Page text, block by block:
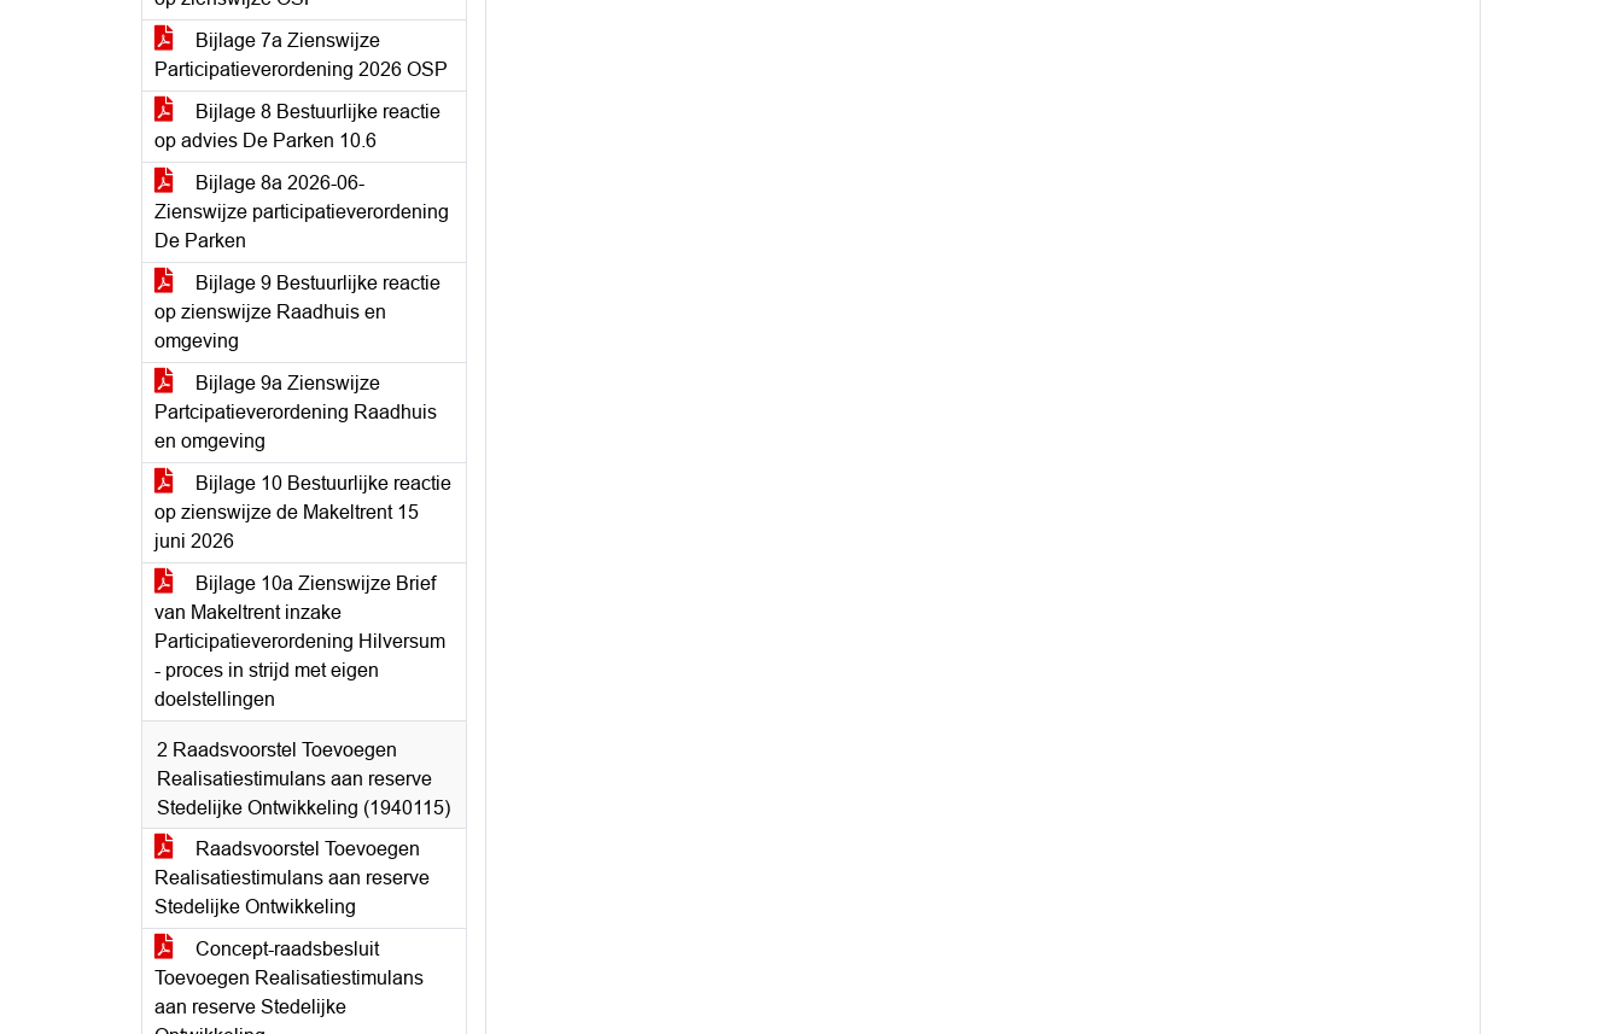
Bijlage 7a Zienswijze
Participatieverordening 2026 OSP
Bijlage 8 Bestuurlijke reactie
op advies De Parken 10.6
Bijlage 8a 2026-06-
Zienswijze participatieverordening
De Parken
Bijlage 9 Bestuurlijke reactie
op zienswijze Raadhuis en
omgeving
Bijlage 9a Zienswijze
Partcipatieverordening Raadhuis
en omgeving
Bijlage 10 Bestuurlijke reactie
op zienswijze de Makeltrent 15
juni 2026
Bijlage 10a Zienswijze Brief
van Makeltrent inzake
Participatieverordening Hilversum
- proces in strijd met eigen
doelstellingen
2 Raadsvoorstel Toevoegen
Realisatiestimulans aan reserve
Stedelijke Ontwikkeling (1940115)
Raadsvoorstel Toevoegen
Realisatiestimulans aan reserve
Stedelijke Ontwikkeling
Concept-raadsbesluit
Toevoegen Realisatiestimulans
aan reserve Stedelijke